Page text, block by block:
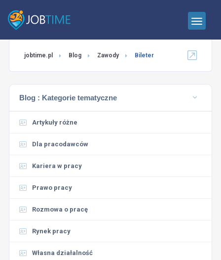
jobtime.pl Blog Zawody Bileter
Blog : Kategorie tematyczne
Artykuły różne
Dla pracodawców
Kariera w pracy
Prawo pracy
Rozmowa o pracę
Rynek pracy
Własna działalność